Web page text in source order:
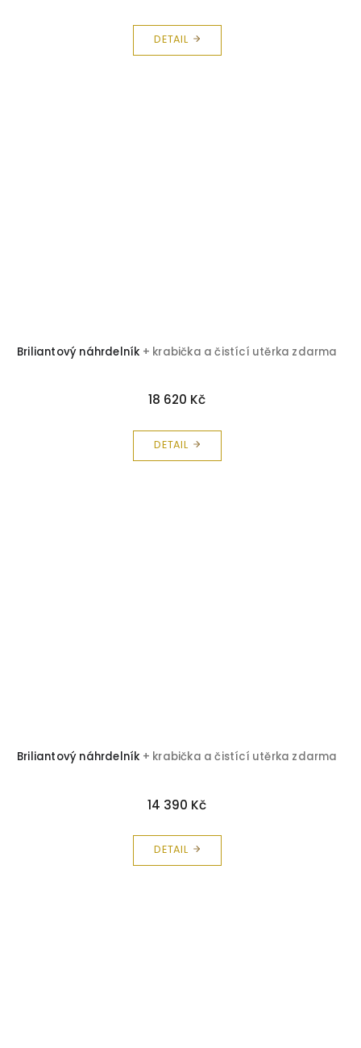
DETAIL
Briliantový náhrdelník + krabička a čistící utěrka zdarma
18 620 Kč
DETAIL
Briliantový náhrdelník + krabička a čistící utěrka zdarma
14 390 Kč
DETAIL